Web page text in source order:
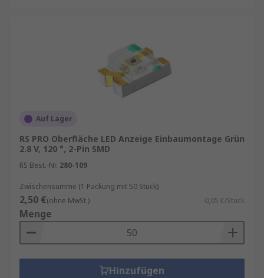
Auf Lager
RS PRO Oberfläche LED Anzeige Einbaumontage Grün
2.8 V, 120 °, 2-Pin SMD
RS Best.-Nr. 280-109
Zwischensumme (1 Packung mit 50 Stück)
2,50 €(ohne MwSt.) 0,05 €/Stück
Menge
Hinzufügen